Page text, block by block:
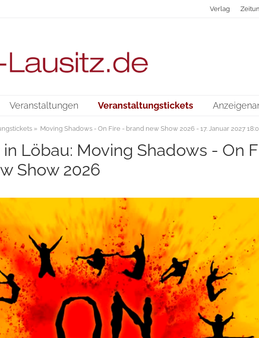
Verlag
Veranstaltungen Veranstaltungstickets
» Moving Shadows - On Fire - brand new Show 2026 - 17. Januar 2027
Löbau: Moving Shadows - On
Show 2026